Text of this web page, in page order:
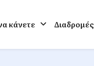
κάνετε Διαδρομές